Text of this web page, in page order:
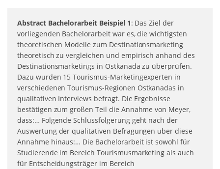
Abstract Bachelorarbeit Beispiel 1: Das Ziel der
vorliegenden Bachelorarbeit war es, die wichtigsten
theoretischen Modelle zum Destinationsmarketing
theoretisch zu vergleichen und empirisch anhand des
Destinationsmarketings in Ostkanada zu überprüfen.
Dazu wurden 15 Tourismus-Marketingexperten in
verschiedenen Tourismus-Regionen Ostkanadas in
qualitativen Interviews befragt. Die Ergebnisse
bestätigen zum großen Teil die Annahme von Meyer,
dass:… Folgende Schlussfolgerung geht nach der
Auswertung der qualitativen Befragungen über diese
Annahme hinaus:… Die Bachelorarbeit ist sowohl für
Studierende im Bereich Tourismusmarketing als auch
für Entscheidungsträger im Bereich